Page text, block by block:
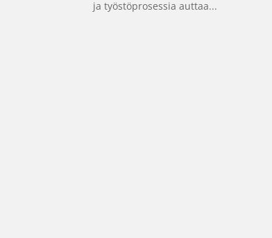
ja työstöprosessia auttaa...